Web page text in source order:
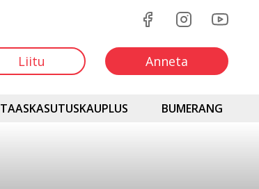
Liitu Anneta
TAASKASUTUSKAUPLUS BUMERANG